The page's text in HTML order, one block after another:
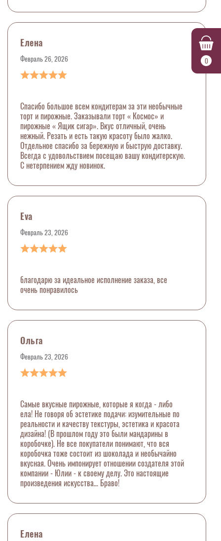
0
Елена
Февраль 26, 2026
Спасибо большое всем кондитерам за эти необычные
торт и пирожные. Заказывали торт « Космос» и
пирожные « Ящик сигар». Вкус отличный, очень
нежный. Резать и есть такую красоту было жалко.
Отдельное спасибо за бережную и быструю доставку.
Всегда с удовольствием посещаю вашу кондитерскую.
С нетерпением жду новинок.
Eva
Февраль 23, 2026
благодарю за идеальное исполнение заказа, все
очень понравилось
Ольга
Февраль 23, 2026
Самые вкусные пирожные, которые я когда - либо
ела! Не говоря об эстетике подачи: изумительные по
реальности и качеству текстуры, эстетика и красота
дизайна! (В прошлом году это были мандарины в
коробочке). Не все покупатели понимают, что вся
коробочка тоже состоит из шоколада и необычайно
вкусная. Очень импонирует отношении создателя этой
компании - Юлии - к своему делу. Это настоящие
произведения искусства… Браво!
Елена